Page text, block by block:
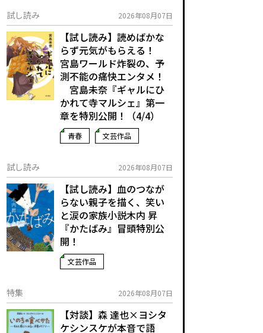
試し読み 2026年08月07日
【試し読み】読めばかな
らず元気がもらえる！
宮島ワールド炸裂の、予
測不能の痛快エンタメ！
宮島未奈『ギャルにひ
かれて寺マルシェ』第一
章を特別公開！（4/4）
青春 文芸作品
試し読み 2026年08月07日
【試し読み】血のつなが
らない親子を描く、笑い
と涙の家族小説――木内 昇
『かたばみ』冒頭特別公
開！
文芸作品
特集 2026年08月07日
【対談】森 達也×ヨシタ
ケシンスケが本音で語